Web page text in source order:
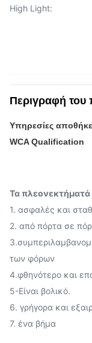
High Light:
Περιγραφή του
Υπηρεσίες
WCA Qualification
Τα πλεονεκτήματά
1. ασφαλές και
2. από πόρτα σε
των φόρων
4.φθηνότερο και
5-Είναι βολικό.
6. γρήγορα και
7. ένα βήμα